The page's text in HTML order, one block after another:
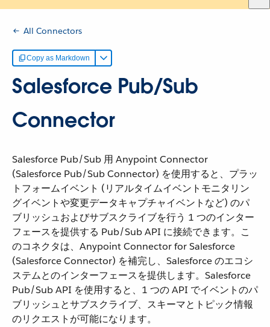
All Connectors
Copy as Markdown
Salesforce Pub/Sub
Connector
Salesforce Pub/Sub 用 Anypoint Connector
(Salesforce Pub/Sub Connector) を使用すると、プラッ
トフォームイベント (リアルタイムイベントモニタリン
グイベントや変更データキャプチャイベントなど) のパ
ブリッシュおよびサブスクライブを行う 1 つのインター
フェースを提供する Pub/Sub API に接続できます。こ
のコネクタは、Anypoint Connector for Salesforce
(Salesforce Connector) を補完し、Salesforce のエコシ
ステムとのインターフェースを提供します。Salesforce
Pub/Sub API を使用すると、1 つの API でイベントのパ
ブリッシュとサブスクライブ、スキーマとトピック情報
のリクエストが可能になります。